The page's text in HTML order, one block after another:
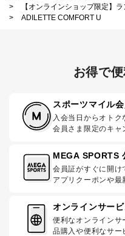
>
【オンラインショップ限定】
>
ADILETTE COMFORT U
お得で
スポーツマイル
入会当日からオトク
会員さま限定のキャ
MEGA SPORTS
会員証がすぐに開け
アプリクーポンや最
オンラインサー
便利なオンライン
品購入や便利なサー